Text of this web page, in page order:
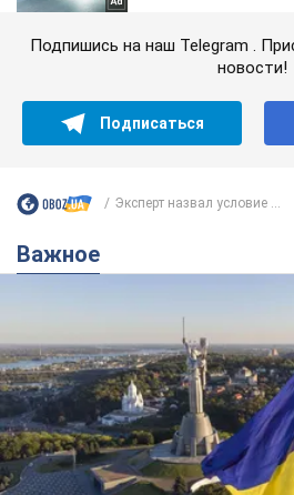
Подпишись на наш Telegram .
новости!
Подписаться
Эксперт назвал условие ...
Важное